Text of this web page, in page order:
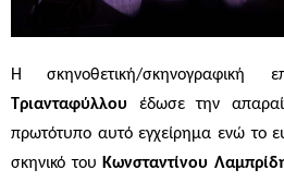
Η σκηνοθετική/σκηνογραφική
Τριανταφύλλου έδωσε την
πρωτότυπο αυτό εγχείρημα ενώ το
σκηνικό του Κωνσταντίνου